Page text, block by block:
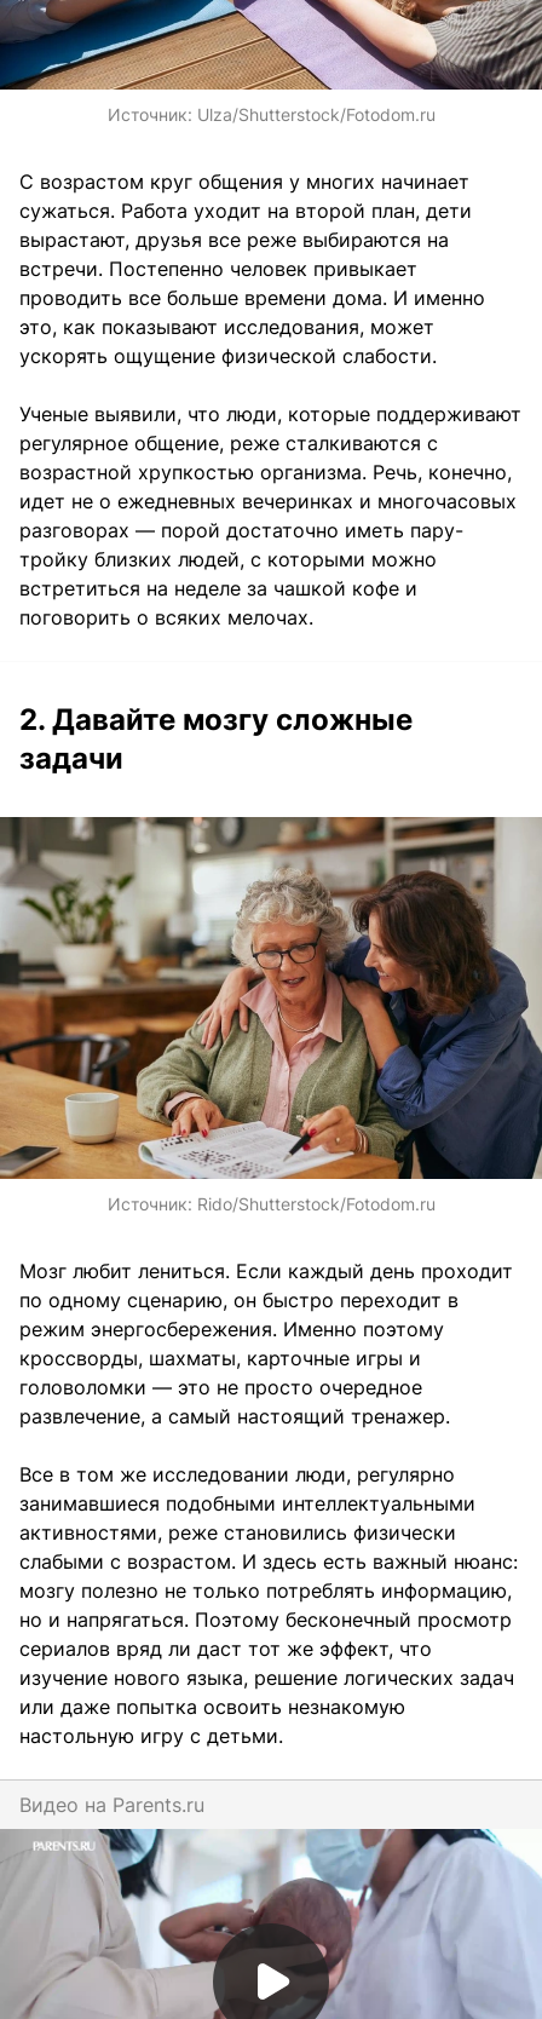
Источник: Ulza/Shutterstock/Fotodom.ru
С возрастом круг общения у многих начинает
сужаться. Работа уходит на второй план, дети
вырастают, друзья все реже выбираются на
встречи. Постепенно человек привыкает
проводить все больше времени дома. И именно
это, как показывают исследования, может
ускорять ощущение физической слабости.
Ученые выявили, что люди, которые поддерживают
регулярное общение, реже сталкиваются с
возрастной хрупкостью организма. Речь, конечно,
идет не о ежедневных вечеринках и многочасовых
разговорах — порой достаточно иметь пару-
тройку близких людей, с которыми можно
встретиться на неделе за чашкой кофе и
поговорить о всяких мелочах.
2. Давайте мозгу сложные
задачи
Источник: Rido/Shutterstock/Fotodom.ru
Мозг любит лениться. Если каждый день проходит
по одному сценарию, он быстро переходит в
режим энергосбережения. Именно поэтому
кроссворды, шахматы, карточные игры и
головоломки — это не просто очередное
развлечение, а самый настоящий тренажер.
Все в том же исследовании люди, регулярно
занимавшиеся подобными интеллектуальными
активностями, реже становились физически
слабыми с возрастом. И здесь есть важный нюанс:
мозгу полезно не только потреблять информацию,
но и напрягаться. Поэтому бесконечный просмотр
сериалов вряд ли даст тот же эффект, что
изучение нового языка, решение логических задач
или даже попытка освоить незнакомую
настольную игру с детьми.
Видео на parents.ru